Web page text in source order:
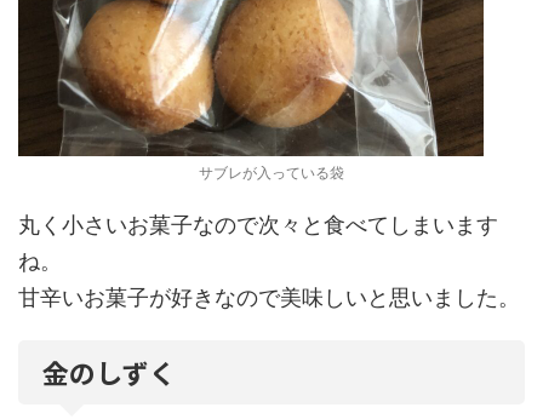
サブレが入っている袋
丸く小さいお菓子なので次々と食べてしまいます
ね。
甘辛いお菓子が好きなので美味しいと思いました。
金のしずく